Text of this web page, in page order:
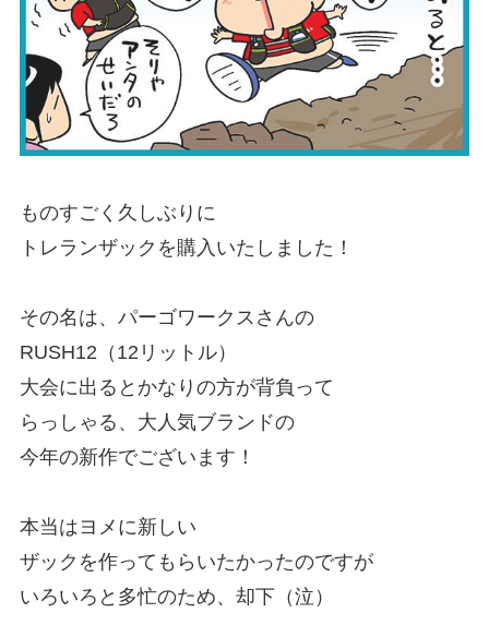
ものすごく久しぶりに
トレランザックを購入いたしました！
その名は、パーゴワークスさんの
RUSH12（12リットル）
大会に出るとかなりの方が背負って
らっしゃる、大人気ブランドの
今年の新作でございます！
本当はヨメに新しい
ザックを作ってもらいたかったのですが
いろいろと多忙のため、却下（泣）